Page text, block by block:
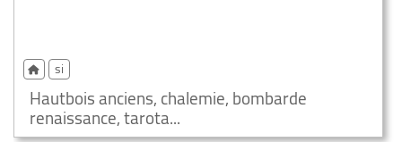
si
Hautbois anciens, chalemie, bombarde
renaissance, tarota...